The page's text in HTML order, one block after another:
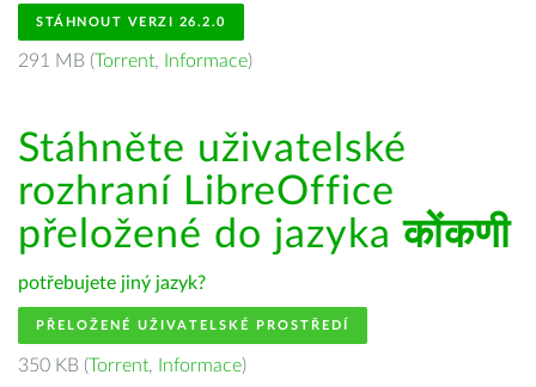
STÁHNOUT VERZI 26.2.0
291 MB (Torrent, Informace)
Stáhněte uživatelské
rozhraní LibreOffice
přeložené do jazykaकोंकणी
potřebujete jiný jazyk?
PŘELOŽENÉ UŽIVATELSKÉ PROSTŘEDÍ
350 KB (Torrent, Informace)